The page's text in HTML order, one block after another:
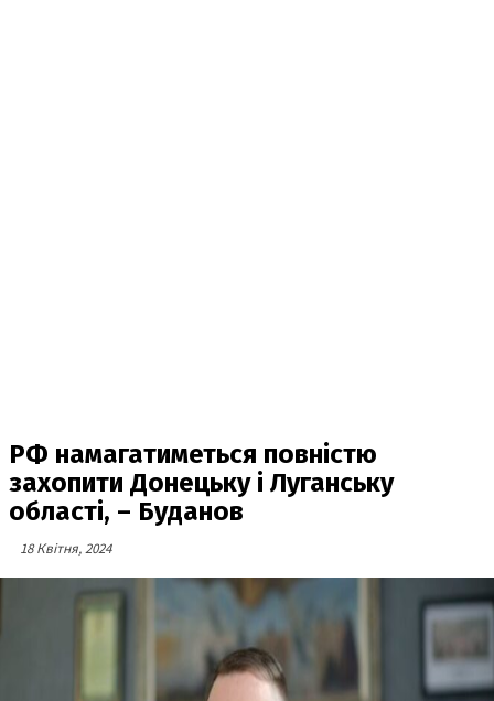
РФ намагатиметься повністю
захопити Донецьку і Луганську
області, – Буданов
18 Квітня, 2024